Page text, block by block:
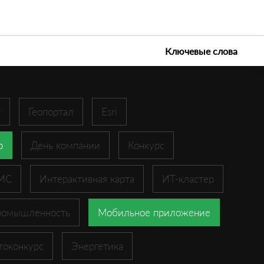
Ключевые слова
Геопортал Esri
День компании Конкурс
Интерактивная карта ИТ-кластер
Мобильное приложение
Энергетика